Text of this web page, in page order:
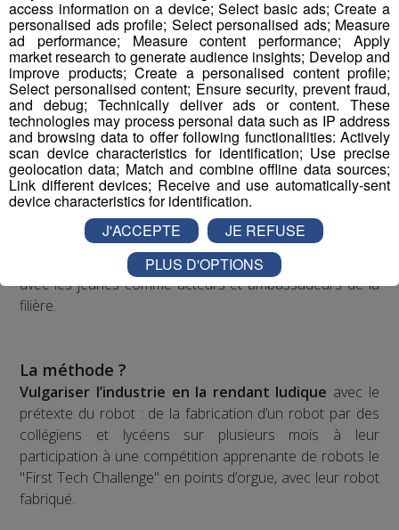
média » à l’échelle régionale.
Top Fab, le 1er programme
audiovisuel inspirant qui raconte
la fierté industrielle par la jeune
génération
Dans l’esprit d'un “top chef de l’industrie”, à l’image de la
nouvelle perception désirable suscitée pour la cuisine
suite à l’impulsion et la récurrence média depuis 15 ans.
L’ambition ?
riquer la nouvelle perception du monde industriel
avec les jeunes comme acteurs et ambassadeurs de la
filière.
La méthode ?
Vulgariser l’industrie en la rendant ludique avec le
prétexte du robot : de la fabrication d’un robot par des
collégiens et lycéens sur plusieurs mois à leur
participation à une compétition apprenante de robots le
"First Tech Challenge" en points d’orgue, avec leur robot
fabriqué.
access information on a device; Select basic ads; Create a
personalised ads profile; Select personalised ads; Measure
ad performance; Measure content performance; Apply
market research to generate audience insights; Develop and
improve products; Create a personalised content profile;
Select personalised content; Ensure security, prevent fraud,
and debug; Technically deliver ads or content. These
technologies may process personal data such as IP address
and browsing data to offer following functionalities: Actively
scan device characteristics for identification; Use precise
geolocation data; Match and combine offline data sources;
Link different devices; Receive and use automatically-sent
device characteristics for identification.
J'ACCEPTE
JE REFUSE
PLUS D'OPTIONS